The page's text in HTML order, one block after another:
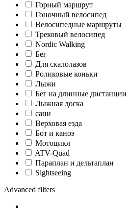
Горный маршрут
Гоночный велосипед
Велосипедные маршруты
Трековый велосипед
Nordic Walking
Бег
Для скалолазов
Роликовые коньки
Лыжи
Бег на длинные дистанции
Лыжная доска
сани
Верховая езда
Бот и каноэ
Мотоцикл
ATV-Quad
Параплан и дельтаплан
Sightseeing
Advanced filters